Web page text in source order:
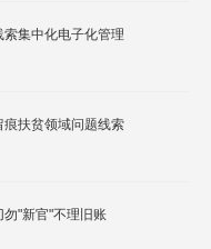
索集中化电子化管理
扶贫领域问题线索
勿"新官"不理旧账